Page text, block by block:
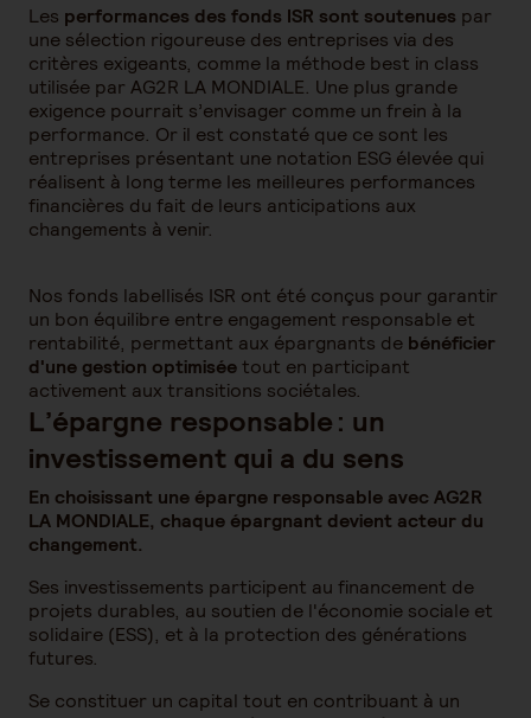
Les performances des fonds ISR sont soutenues par
une sélection rigoureuse des entreprises via des
critères exigeants, comme la méthode best in class
utilisée par AG2R LA MONDIALE. Une plus grande
exigence pourrait s’envisager comme un frein à la
performance. Or il est constaté que ce sont les
entreprises présentant une notation ESG élevée qui
réalisent à long terme les meilleures performances
financières du fait de leurs anticipations aux
changements à venir.
Nos fonds labellisés ISR ont été conçus pour garantir
un bon équilibre entre engagement responsable et
rentabilité, permettant aux épargnants de bénéficier
d'une gestion optimiséetout en participant
activement aux transitions sociétales.
L’épargne responsable : un
investissement qui a du sens
En choisissant une épargne responsable avec AG2R
LA MONDIALE, chaque épargnant devient acteur du
changement.
Ses investissements participent au financement de
projets durables, au soutien de l'économie sociale et
solidaire (ESS), et à la protection des générations
futures.
Se constituer un capital tout en contribuant à un